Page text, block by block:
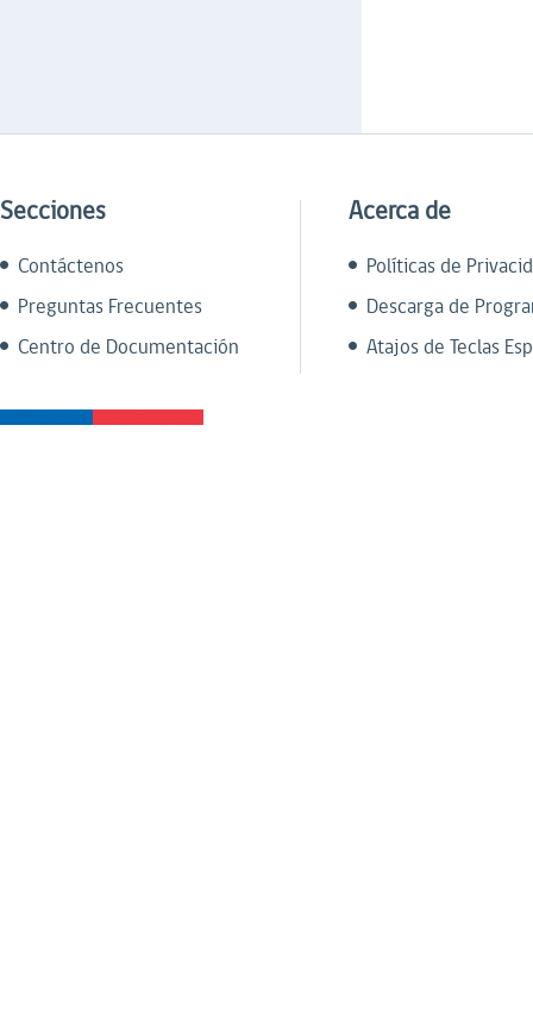
Secciones
Contáctenos
Preguntas Frecuentes
Centro de Documentación
Acerca de
Políticas de
Descarga de
Atajos de Teclas